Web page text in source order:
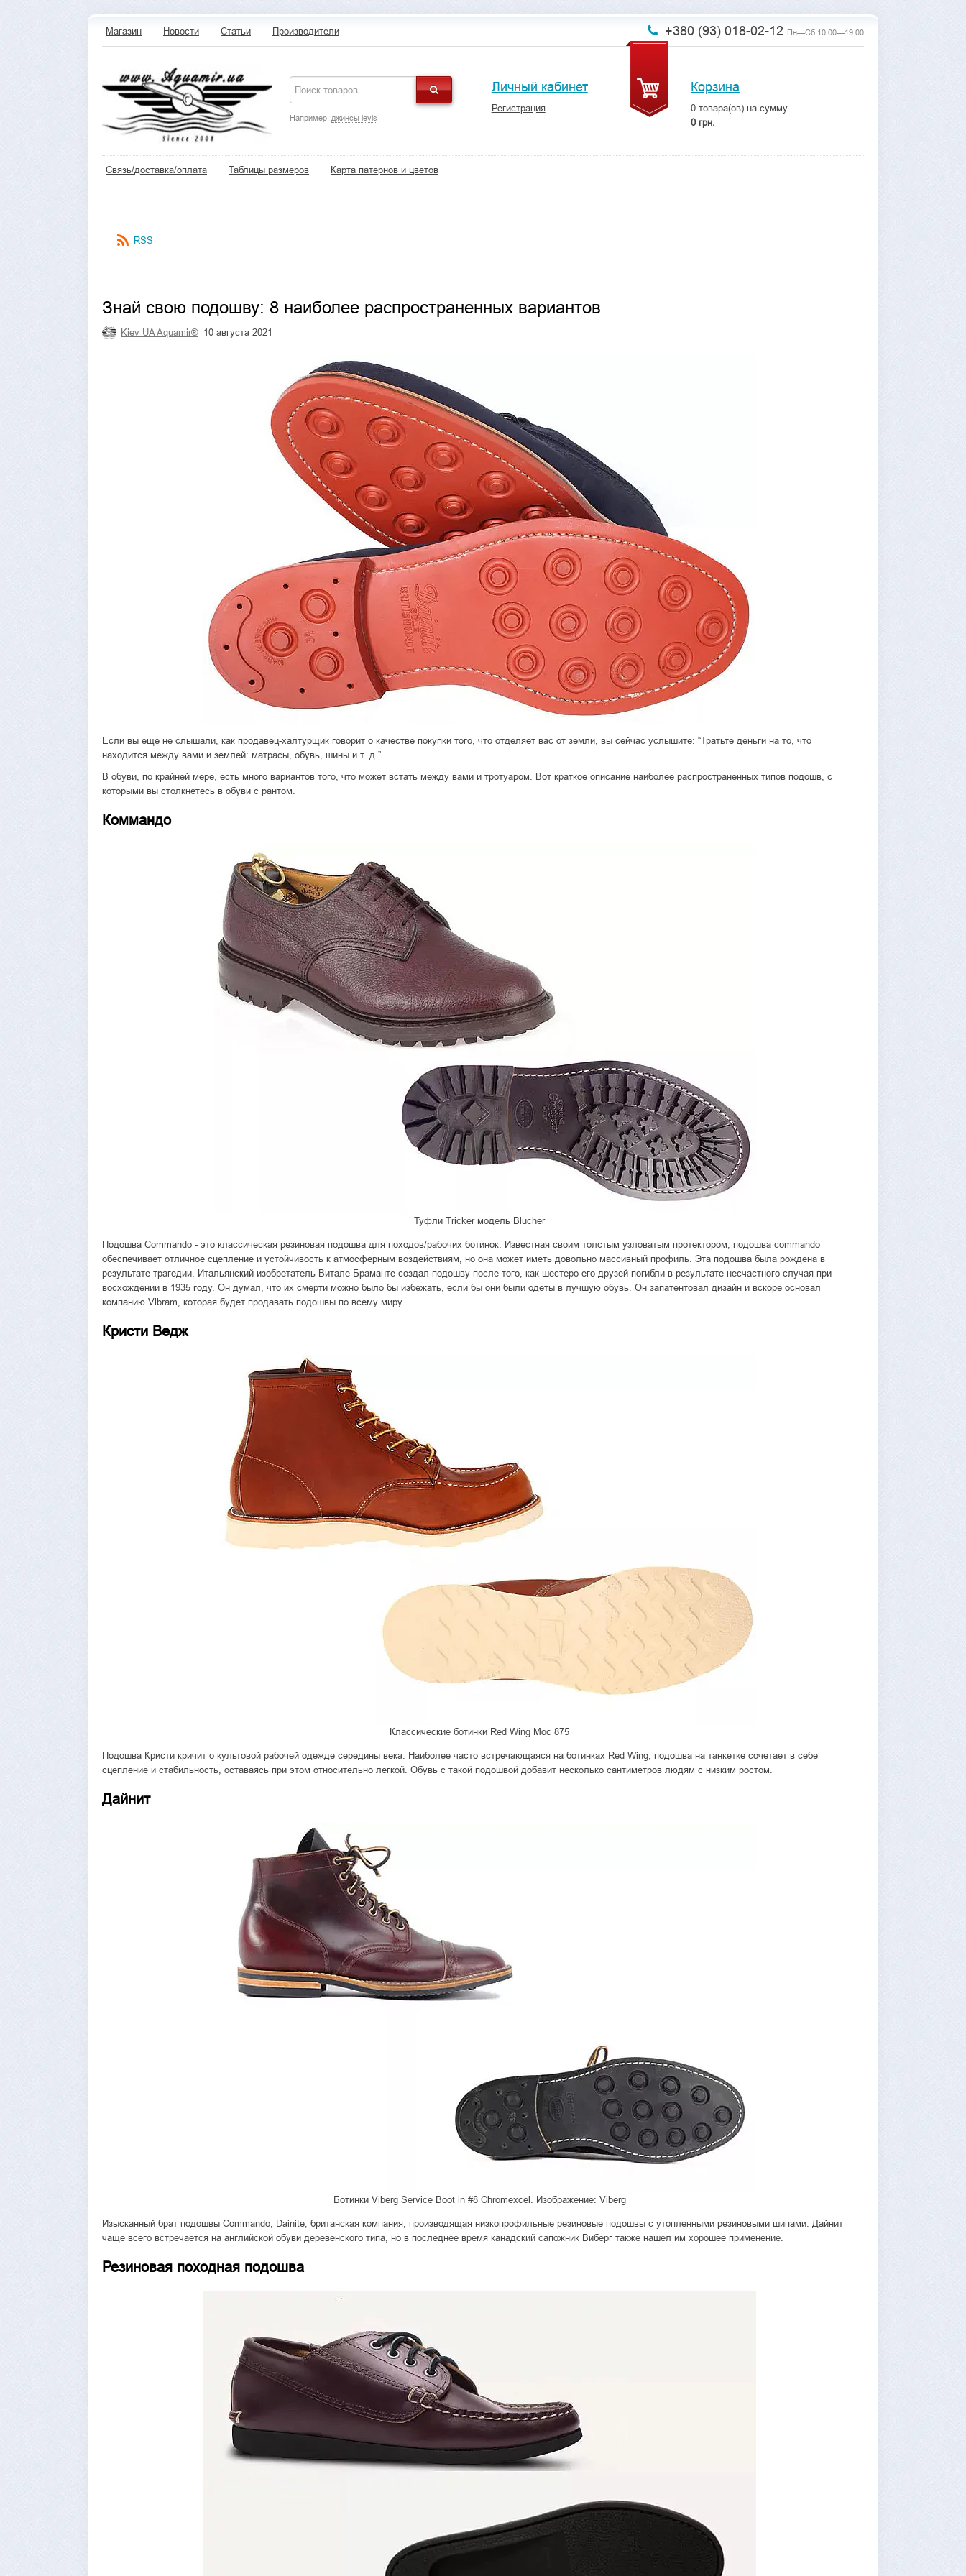
Магазин Новости Статьи Производители +380 (93) 018-02-12 Пн—Сб 10.00—19.00
Например: джинсы levis
Личный кабинет
Регистрация
Корзина
0товара(ов) на сумму
0 грн.
Связь/доставка/оплата Таблицы размеров Карта патернов и цветов
RSS
Знай свою подошву: 8 наиболее распространенных вариантов
Kiev UA Aquamir® 10 августа 2021
Если вы еще не слышали, как продавец-халтурщик говорит о качестве покупки того, что отделяет вас от земли, вы сейчас услышите: “Тратьте деньги на то, что
находится между вами и землей: матрасы, обувь, шины и т. д.”.
В обуви, по крайней мере, есть много вариантов того, что может встать между вами и тротуаром. Вот краткое описание наиболее распространенных типов подошв, с
которыми вы столкнетесь в обуви с рантом.
Коммандо
Туфли Tricker модель Blucher
Подошва Commando - это классическая резиновая подошва для походов/рабочих ботинок. Известная своим толстым узловатым протектором, подошва commando
обеспечивает отличное сцепление и устойчивость к атмосферным воздействиям, но она может иметь довольно массивный профиль. Эта подошва была рождена в
результате трагедии. Итальянский изобретатель Витале Браманте создал подошву после того, как шестеро его друзей погибли в результате несчастного случая при
восхождении в 1935 году. Он думал, что их смерти можно было бы избежать, если бы они были одеты в лучшую обувь. Он запатентовал дизайн и вскоре основал
компанию Vibram, которая будет продавать подошвы по всему миру.
Кристи Ведж
Классические ботинки Red Wing Moc 875
Подошва Кристи кричит о культовой рабочей одежде середины века. Наиболее часто встречающаяся на ботинках Red Wing, подошва на танкетке сочетает в себе
сцепление и стабильность, оставаясь при этом относительно легкой. Обувь с такой подошвой добавит несколько сантиметров людям с низким ростом.
Дайнит
Ботинки Viberg Service Boot in #8 Chromexcel. Изображение: Viberg
Изысканный брат подошвы Commando, Dainite, британская компания, производящая низкопрофильные резиновые подошвы с утопленными резиновыми шипами. Дайнит
чаще всего встречается на английской обуви деревенского типа, но в последнее время канадский сапожник Виберг также нашел им хорошее применение.
Резиновая походная подошва